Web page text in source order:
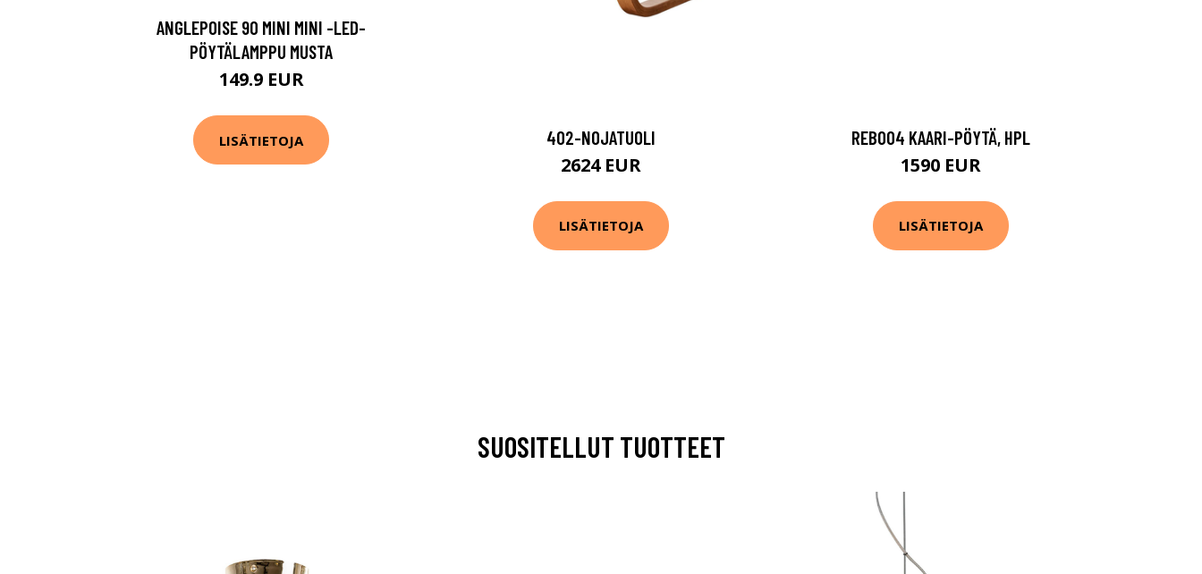
ANGLEPOISE 90 MINI MINI -LED-
PÖYTÄLAMPPU MUSTA
149.9 EUR
LISÄTIETOJA 402-NOJATUOLI
2624 EUR
LISÄTIETOJA
REB004 KAARI-PÖYTÄ, HPL
1590 EUR
LISÄTIETOJA
SUOSITELLUT TUOTTEET